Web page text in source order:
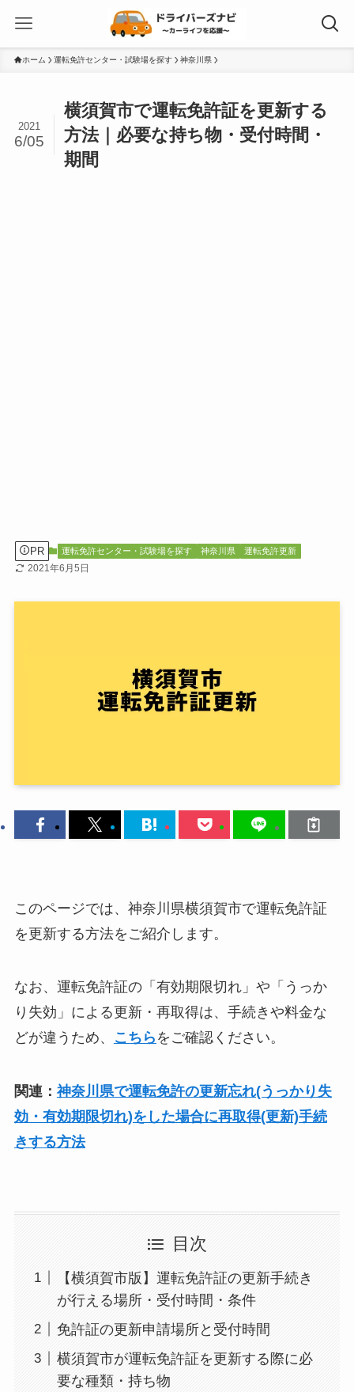
ホーム 運転免許センター・試験場を探す 神奈川県
横須賀市で運転免許証を更新する
方法｜必要な持ち物・受付時間・
期間
2021
6/05
PR 運転免許センター・試験場を探す 神奈川県 運転免許更新
2021年6月5日
このページでは、神奈川県横須賀市で運転免許証
を更新する方法をご紹介します。
なお、運転免許証の「有効期限切れ」や「うっか
り失効」による更新・再取得は、手続きや料金な
どが違うため、
こちら をご確認ください。
関連： 神奈川県で運転免許の更新忘れ(うっかり失
効・有効期限切れ)をした場合に再取得(更新)手続
きする方法
目次
【横須賀市版】運転免許証の更新手続き
が行える場所・受付時間・条件
免許証の更新申請場所と受付時間
横須賀市が運転免許証を更新する際に必
要な種類・持ち物